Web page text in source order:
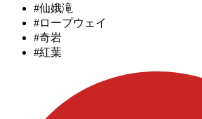
#仙娥滝
#ロープウェイ
#奇岩
#紅葉